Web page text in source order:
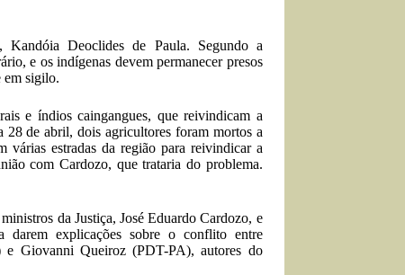
Deoclides de Paula. Segundo a
e os indígenas devem permanecer presos
em sigilo.
e índios caingangues, que reivindicam a
28 de abril, dois agricultores foram mortos a
várias estradas da região para reivindicar a
com Cardozo, que trataria do problema.
da Justiça, José Eduardo Cardozo, e
darem explicações sobre o conflito entre
e Giovanni Queiroz (PDT-PA), autores do